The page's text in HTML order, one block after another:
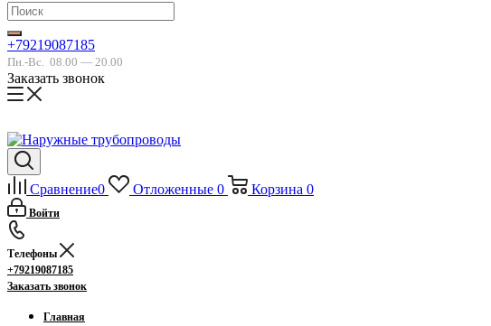
+79219087185
Пн.-Вс. 08.00 — 20.00
Заказать звонок
Сравнение0 Отложенные 0 Корзина 0
Войти
Телефоны
+79219087185
Заказать звонок
Главная